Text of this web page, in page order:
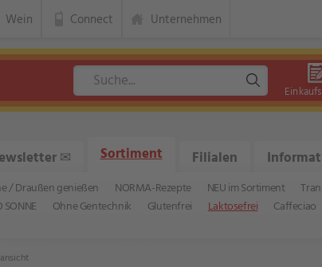
Wein Connect Unternehmen
✉ Sortiment
/ Draußen genießen NORMA-Rezepte NEU im Sortiment
SONNE Ohne Gentechnik Glutenfrei Laktosefrei
Caffeciao
Filialen